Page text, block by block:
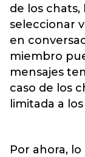
de los
seleccionar
en
miembro
mensajes
caso de los
limitada a
Por ahora,